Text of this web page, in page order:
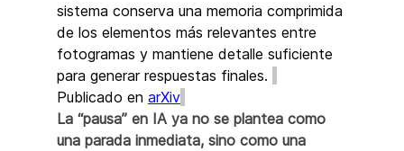
sistema conserva una memoria comprimida
de los elementos más relevantes entre
fotogramas y mantiene detalle suficiente
para generar respuestas finales.
Publicado en arXiv
La “pausa” en IA ya no se plantea como
una parada inmediata, sino como una